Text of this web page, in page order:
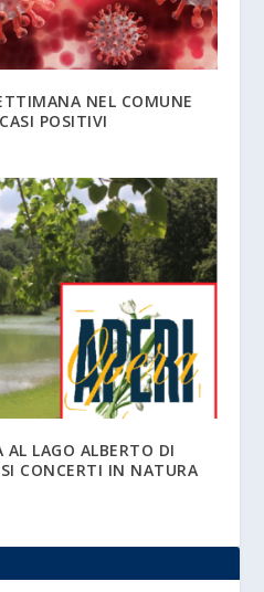
NEL COMUNE
POSITIVI
AL LAGO ALBERTO DI
CONCERTI IN NATURA